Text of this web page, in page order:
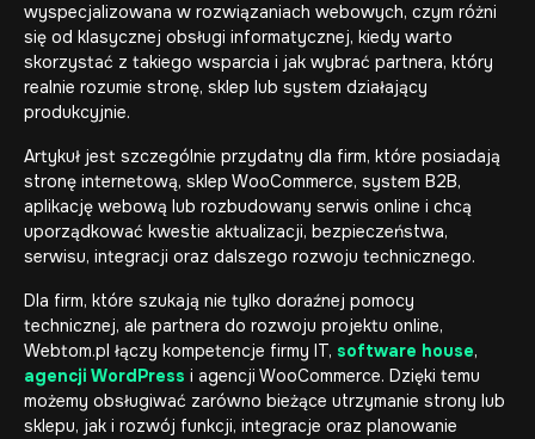
wyspecjalizowana w rozwiązaniach webowych, czym różni
się od klasycznej obsługi informatycznej, kiedy warto
skorzystać z takiego wsparcia i jak wybrać partnera, który
realnie rozumie stronę, sklep lub system działający
produkcyjnie.
Artykuł jest szczególnie przydatny dla firm, które posiadają
stronę internetową, sklep WooCommerce, system B2B,
aplikację webową lub rozbudowany serwis online i chcą
uporządkować kwestie aktualizacji, bezpieczeństwa,
serwisu, integracji oraz dalszego rozwoju technicznego.
Dla firm, które szukają nie tylko doraźnej pomocy
technicznej, ale partnera do rozwoju projektu online,
Webtom.pl łączy kompetencje firmy IT, software house,
agencji WordPress i agencji WooCommerce. Dzięki temu
możemy obsługiwać zarówno bieżące utrzymanie strony lub
sklepu, jak i rozwój funkcji, integracje oraz planowanie